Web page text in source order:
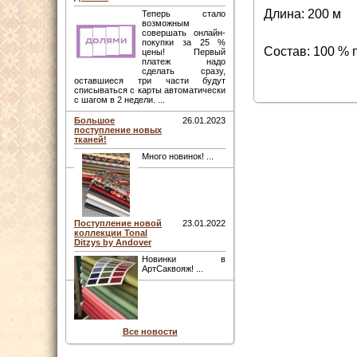
Теперь стало
возможным
совершать онлайн-
покупки за 25 %
цены! Первый
платеж надо
сделать сразу,
оставшиеся три части будут
списываться с карты автоматически
с шагом в 2 недели. ...
Большое
поступление новых
тканей!
26.01.2023
Много новинок! ...
Поступление новой
коллекции Tonal
Ditzys by Andover
23.01.2022
Новинки в
АртСаквояж! ...
Все новости
Длина: 200 м
Состав: 100 %